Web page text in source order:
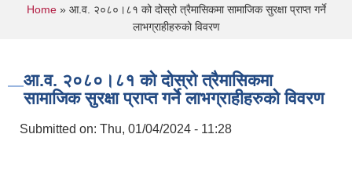
You are here
Home» आ.व. २०८०।८१ को दोस्रो त्रैमासिकमा सामाजिक सुरक्षा प्राप्त गर्ने
लाभग्राहीहरुको विवरण
आ.व. २०८०।८१ को दोस्रो त्रैमासिकमा
सामाजिक सुरक्षा प्राप्त गर्ने लाभग्राहीहरुको विवरण
Submitted on: Thu, 01/04/2024 - 11:28